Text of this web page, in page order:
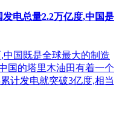
发电总量2.2万亿度,中国是
,中国既是全球最大的制造
国的塔里木油田有着一个
计发电就突破3亿度,相当